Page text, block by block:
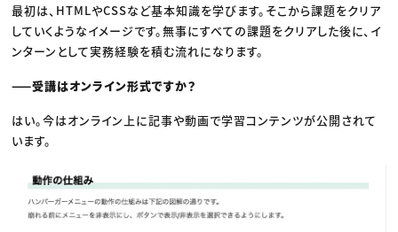
最初は、HTMLやCSSなど基本知識を学びます。そこから課題をクリア
していくようなイメージです。無事にすべての課題をクリアした後に、イ
ンターンとして実務経験を積む流れになります。
——受講はオンライン形式ですか？
はい。今はオンライン上に記事や動画で学習コンテンツが公開されて
います。